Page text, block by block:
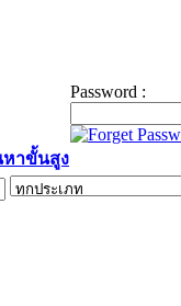
Password :
าขั้นสูง